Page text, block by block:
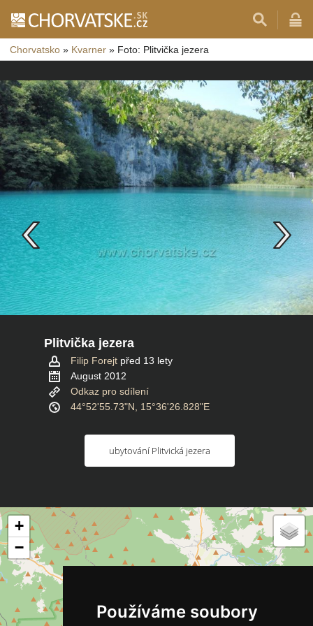
Používáme soubory
Chorvatsko » Kvarner » Foto: Plitvička jezera
Plitvička jezera
Filip Forejt před 13 lety
August 2012
Odkaz pro sdílení
44°52'55.73"N, 15°36'26.828"E
ubytování Plitvická jezera
+
−